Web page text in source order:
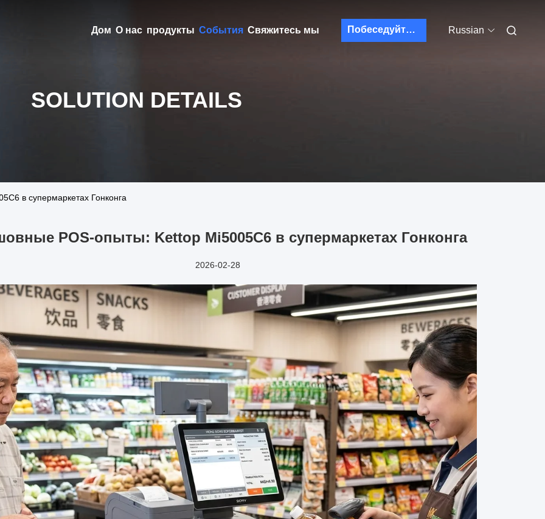
Дом О нас продукты События Свяжитесь мы Побеседуйте теперь Russian
SOLUTION DETAILS
в супермаркетах Гонконга
POS-опыты: Kettop Mi5005C6 в супермаркетах Гонконга
2026-02-28